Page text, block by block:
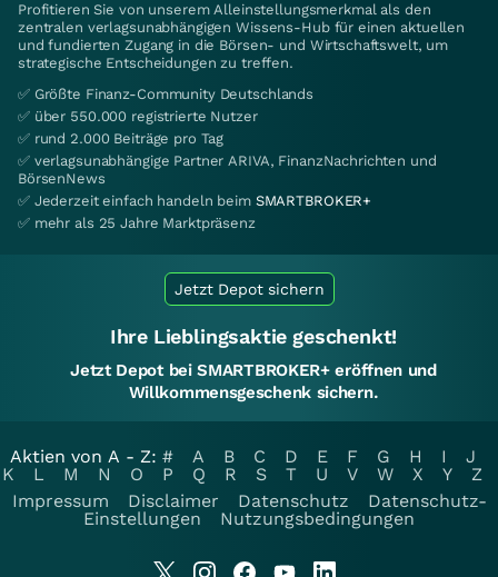
Profitieren Sie von unserem Alleinstellungsmerkmal als den
zentralen verlagsunabhängigen Wissens-Hub für einen aktuellen
und fundierten Zugang in die Börsen- und Wirtschaftswelt, um
strategische Entscheidungen zu treffen.
✅ Größte Finanz-Community Deutschlands
✅ über 550.000 registrierte Nutzer
✅ rund 2.000 Beiträge pro Tag
✅ verlagsunabhängige Partner ARIVA, FinanzNachrichten und
BörsenNews
✅ Jederzeit einfach handeln beim SMARTBROKER+
✅ mehr als 25 Jahre Marktpräsenz
Jetzt Depot sichern
Ihre Lieblingsaktie geschenkt!
Jetzt Depot bei SMARTBROKER+ eröffnen und
Willkommensgeschenk sichern.
Aktien von A - Z: # A B C D E F G H I
J
K
L M N O P Q R S T U V W X Y
Z
Impressum
Disclaimer Datenschutz
Datenschutz-
Einstellungen
Nutzungsbedingungen